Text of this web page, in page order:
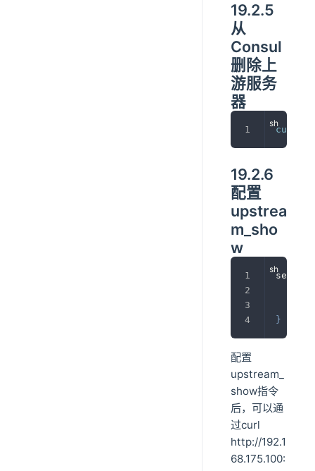
19.2.5
从
Consul
删除上
游服务
器
curl
19.2.6
配置
upstrea
m_sho
w
server
}
配置
upstream_
show指令
后，可以通
过curl
http://192.1
68.175.100: